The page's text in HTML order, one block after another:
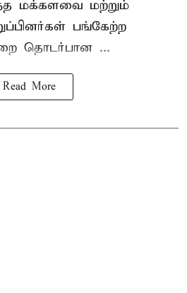
மக்களவை மற்றும்
பங்கேற்ற
தொடர்பான ...
Read More